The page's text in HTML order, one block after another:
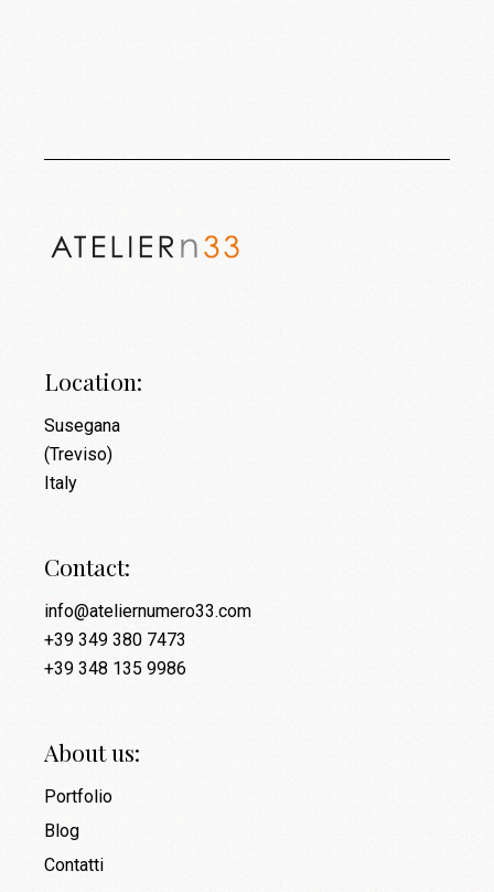
Location:
Susegana
(Treviso)
Italy
Contact:
info@ateliernumero33.com
+39 349 380 7473
+39 348 135 9986
About us:
Portfolio
Blog
Contatti